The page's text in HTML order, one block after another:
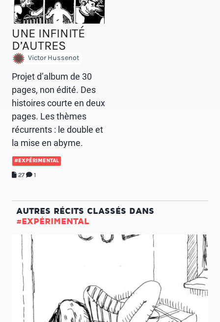
UNE INFINITÉ
D’AUTRES
Victor Hussenot
Projet d’album de 30
pages, non édité. Des
histoires courte en deux
pages. Les thèmes
récurrents : le double et
la mise en abyme.
#EXPÉRIMENTAL
27 1
AUTRES RÉCITS CLASSÉS DANS
#EXPÉRIMENTAL